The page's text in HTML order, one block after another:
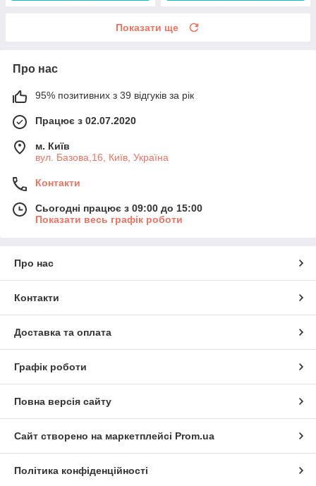
Показати ще
Про нас
95% позитивних з 39 відгуків за рік
Працює з 02.07.2020
м. Київ
вул. Базова,16, Київ, Україна
Контакти
Сьогодні працює з 09:00 до 15:00
Показати весь графік роботи
Про нас
Контакти
Доставка та оплата
Графік роботи
Повна версія сайту
Сайт створено на маркетплейсі Prom.ua
Політика конфіденційності